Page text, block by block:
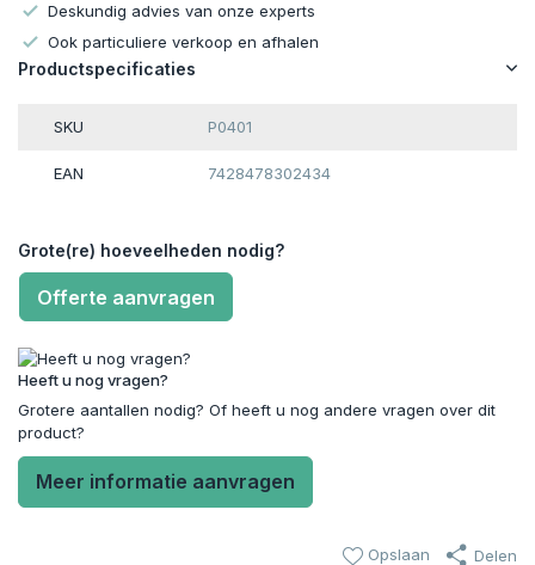
Deskundig advies van onze experts
Ook particuliere verkoop en afhalen
Productspecificaties
SKU P0401
EAN 7428478302434
Grote(re) hoeveelheden nodig?
Offerte aanvragen
Heeft u nog vragen?
Grotere aantallen nodig? Of heeft u nog andere vragen over dit
product?
Meer informatie aanvragen
Opslaan Delen